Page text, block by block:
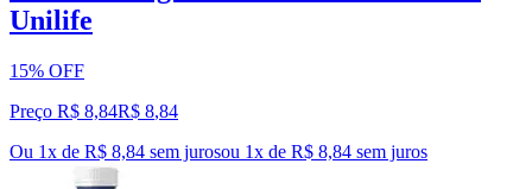
Unilife
15% OFF
Preço R$ 8,84R$ 8,84
Ou 1x de R$ 8,84 sem jurosou 1x de R$ 8,84 sem juros